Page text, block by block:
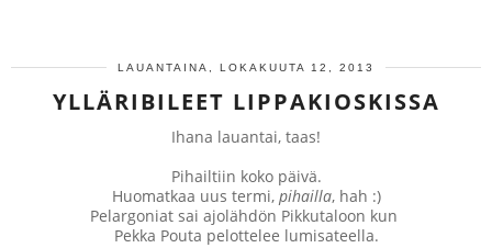
LAUANTAINA, LOKAKUUTA 12, 2013
YLLÄRIBILEET LIPPAKIOSKISSA
Ihana lauantai, taas!
Pihailtiin koko päivä.
Huomatkaa uus termi, pihailla, hah :)
Pelargoniat sai ajolähdön Pikkutaloon kun
Pekka Pouta pelottelee lumisateella.